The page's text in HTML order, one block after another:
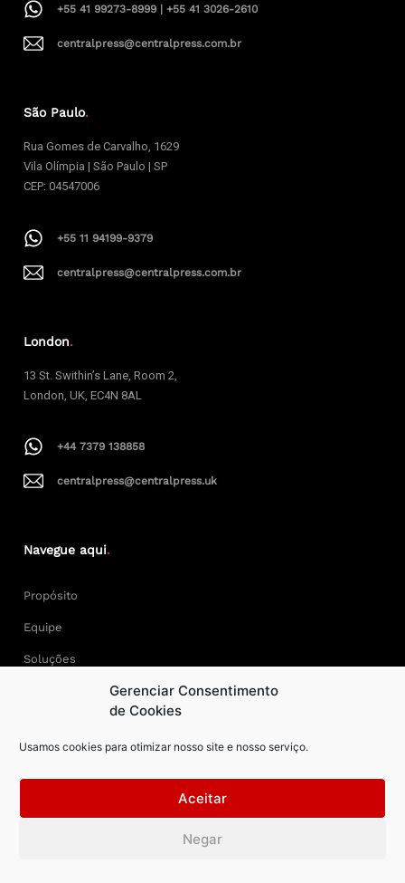
Gerenciar Consentimento
de Cookies
Usamos cookies para otimizar nosso site e nosso serviço.
Aceitar
Negar
+55 41 99273-8999 | +55 41 3026-2610
centralpress@centralpress.com.br
São Paulo.
Rua Gomes de Carvalho, 1629
Vila Olímpia | São Paulo | SP
CEP: 04547006
+55 11 94199-9379
centralpress@centralpress.com.br
London.
13 St. Swithin’s Lane, Room 2,
London, UK, EC4N 8AL
+44 7379 138858
centralpress@centralpress.uk
Navegue aqui.
Propósito
Equipe
Soluções
Central Press – todos os direitos reservados. Developer: